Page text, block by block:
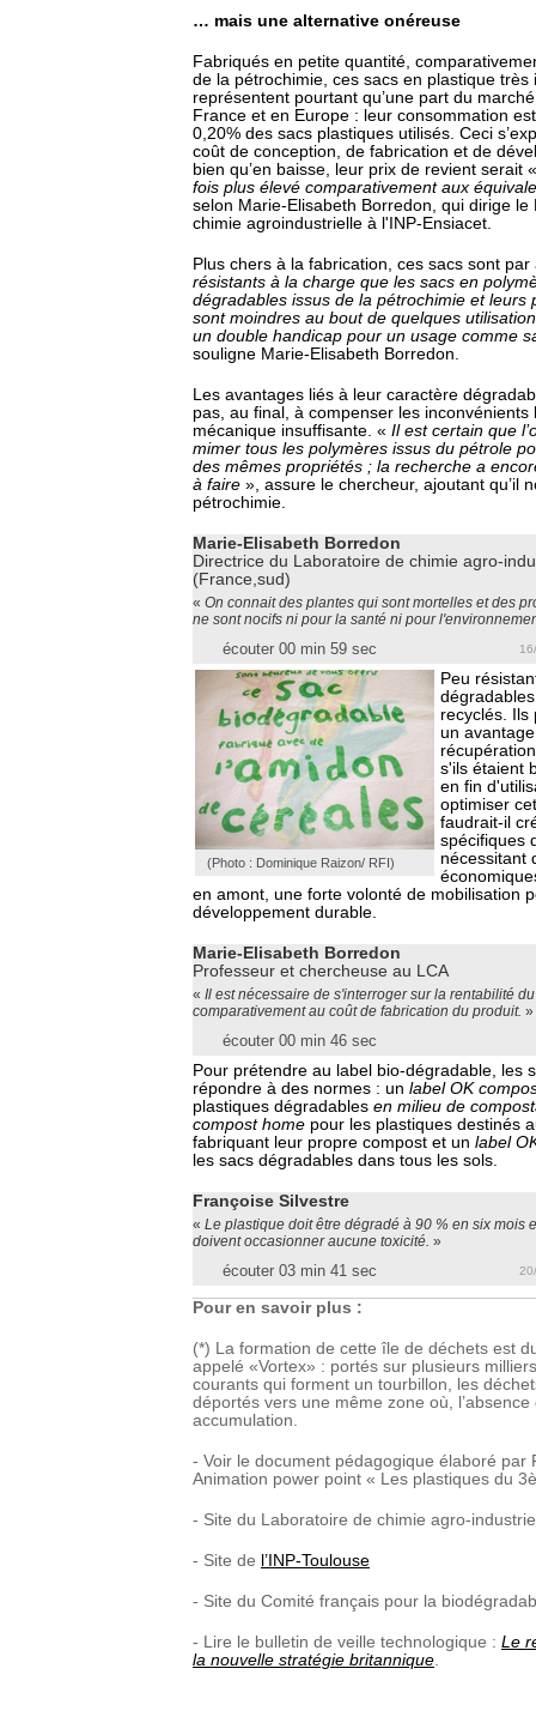
… mais une alternative onéreuse
Fabriqués en petite quantité,
de la pétrochimie, ces sacs en plastique très
représentent pourtant qu’une part du
France et en Europe : leur consommation
0,20% des sacs plastiques utilisés. Ceci
coût de conception, de fabrication et de
bien qu’en baisse, leur prix de revient serait
fois plus élevé comparativement aux
selon Marie-Elisabeth Borredon, qui dirige le
chimie agroindustrielle à l'INP-Ensiacet.
Plus chers à la fabrication, ces sacs sont
résistants à la charge que les sacs en
dégradables issus de la pétrochimie et leurs
sont moindres au bout de quelques
un double handicap pour un usage comme
souligne Marie-Elisabeth Borredon.
Les avantages liés à leur caractère
pas, au final, à compenser les inconvénients
mécanique insuffisante. « Il est certain que
mimer tous les polymères issus du pétrole
des mêmes propriétés ; la recherche a
à faire », assure le chercheur, ajoutant qu’il
pétrochimie.
Marie-Elisabeth Borredon
Directrice du Laboratoire de chimie agro-
(France,sud)
« On connait des plantes qui sont mortelles et des
ne sont nocifs ni pour la santé ni pour
écouter 00 min 59 sec
(Photo : Dominique Raizon/ RFI)
Peu
recyclés. Ils
un
s'ils étaient
en fin
optimiser
faudrait-il
spécifiques
nécessitant
en amont, une forte volonté de mobilisation
développement durable.
Marie-Elisabeth Borredon
Professeur et chercheuse au LCA
« Il est nécessaire de s'interroger sur la rentabilité
comparativement au coût de fabrication du produit. »
écouter 00 min 46 sec
Pour prétendre au label bio-dégradable, les
répondre à des normes : un label OK
plastiques dégradables en milieu de
compost home pour les plastiques destinés
fabriquant leur propre compost et un label
les sacs dégradables dans tous les sols.
Françoise Silvestre
« Le plastique doit être dégradé à 90 % en six mois
doivent occasionner aucune toxicité. »
écouter 03 min 41 sec
Pour en savoir plus :
(*) La formation de cette île de déchets est
appelé «Vortex» : portés sur plusieurs
courants qui forment un tourbillon, les
déportés vers une même zone où,
accumulation.
- Voir le document pédagogique élaboré par
Animation power point « Les plastiques du
- Site du Laboratoire de chimie agro-
- Site de l’INP-Toulouse
- Site du Comité français pour la
- Lire le bulletin de veille technologique : Le
la nouvelle stratégie britannique.